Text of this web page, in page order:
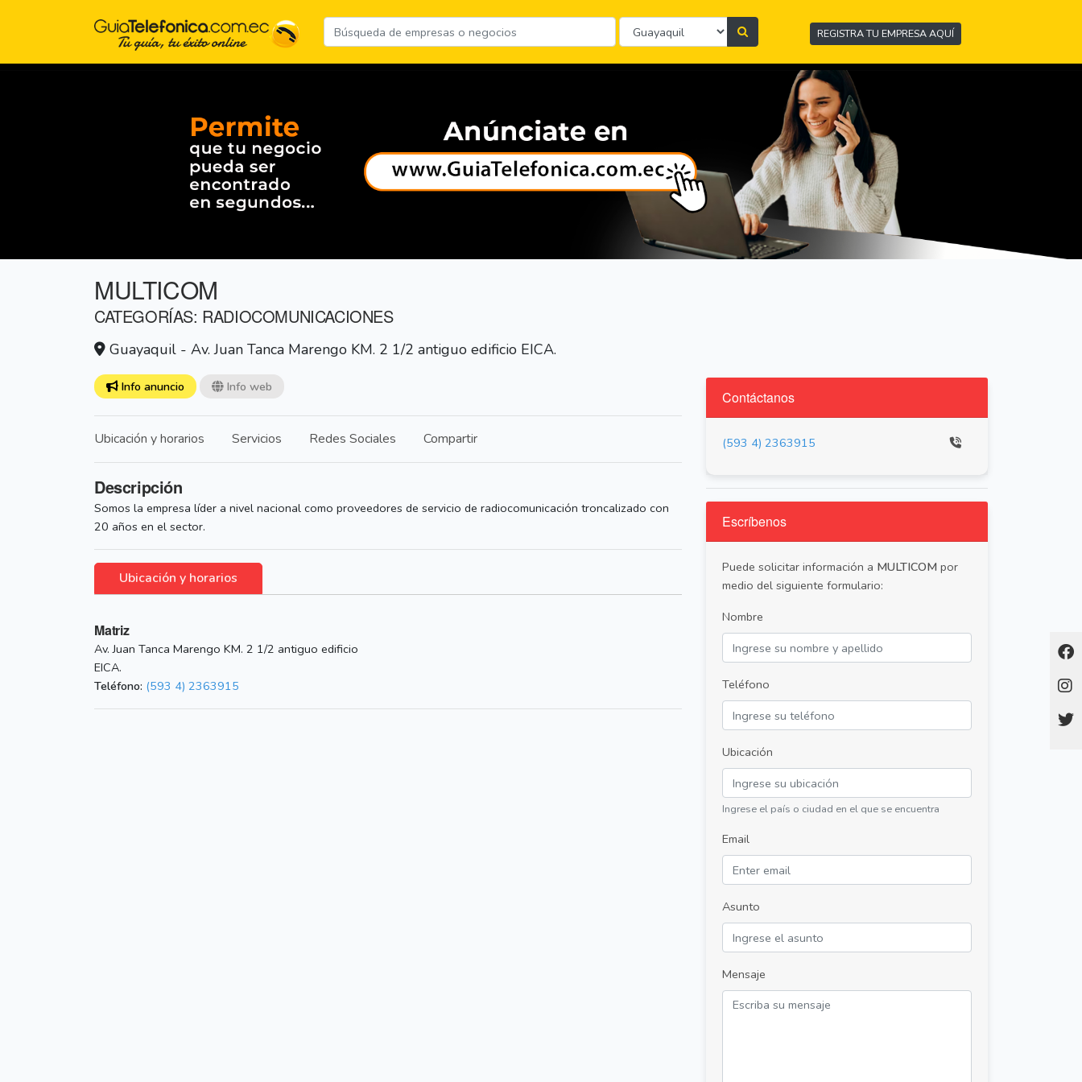
REGISTRA TU EMPRESA AQUÍ
MULTICOM
CATEGORÍAS: RADIOCOMUNICACIONES
Guayaquil - Av. Juan Tanca Marengo KM. 2 1/2 antiguo edificio EICA.
Info anuncio Info web
Ubicación y horarios Servicios Redes Sociales Compartir
Descripción
Somos la empresa líder a nivel nacional como proveedores de servicio de radiocomunicación troncalizado con
20 años en el sector.
Ubicación y horarios
Matriz
Av. Juan Tanca Marengo KM. 2 1/2 antiguo edificio
EICA.
Teléfono: (593 4) 2363915
Contáctanos
(593 4) 2363915
Escríbenos
Puede solicitar información a MULTICOM por
medio del siguiente formulario:
Nombre
Teléfono
Ubicación
Ingrese el país o ciudad en el que se encuentra
Email
Asunto
Mensaje